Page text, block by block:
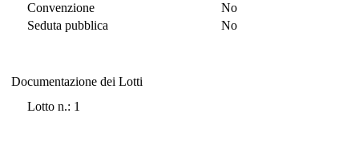
Convenzione
No
Seduta pubblica
No
Documentazione dei Lotti
Lotto n.: 1